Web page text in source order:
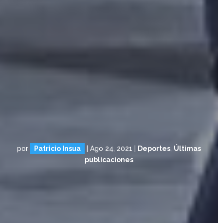
por Patricio Insua Ago 24, 2021 Deportes Últimas
publicaciones